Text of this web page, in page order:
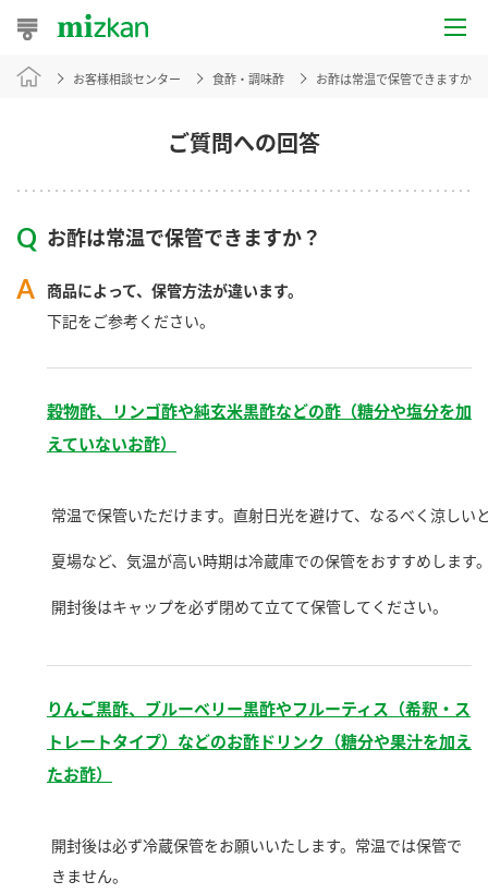
おうちレシピ
レシピ特集
レシピカテゴリ一覧
商品からレシピを探す
商品カテゴリ
酢 調味酢
お酢ドリンク ぽん酢
みりん風・料理酒 鍋用調味料
つゆ たれ
スープ 中華
クイック調味料
炊き込みご飯の素
新商品一覧
キャンペーン情報
ブランド・スペシャルサイト
ブランド・スペシャルサイト トップ
商品ブランドサイト
Fibee（ファイビー）
くらしプラ酢
お酢ドリンク
味ぽん
企業情報
国内事業概要
ミツカンを知る
ご質問への回答
お客様相談センター 食酢・調味酢 お酢は常温で保管できますか？
お酢は常温で保管できますか？
商品によって、保管方法が違います。
下記をご参考ください。
穀物酢、リンゴ酢や純玄米黒酢などの酢（糖分や塩分を加
えていないお酢）
常温で保管いただけます。直射日光を避けて、なるべく涼しい
夏場など、気温が高い時期は冷蔵庫での保管をおすすめします
開封後はキャップを必ず閉めて立てて保管してください。
りんご黒酢、ブルーベリー黒酢やフルーティス（希釈・ス
トレートタイプ）などのお酢ドリンク（糖分や果汁を加え
たお酢）
開封後は必ず冷蔵保管をお願いいたします。常温では保管で
きません。